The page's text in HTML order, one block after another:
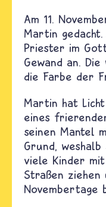
Am 11.
Martin
Priester im
Gewand an.
die Farbe der
Martin hat
eines
seinen Mantel
Grund,
viele Kinder
Straßen ziehen
Novembertage